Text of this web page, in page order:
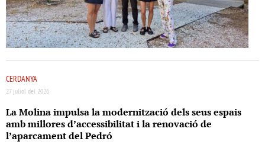
CERDANYA
27 juliol del 2026
La Molina impulsa la modernització dels seus espais
amb millores d’accessibilitat i la renovació de
l’aparcament del Pedró